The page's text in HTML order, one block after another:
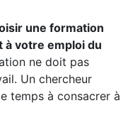
une formation
à votre emploi du
ne doit pas
Un chercheur
temps à consacrer à